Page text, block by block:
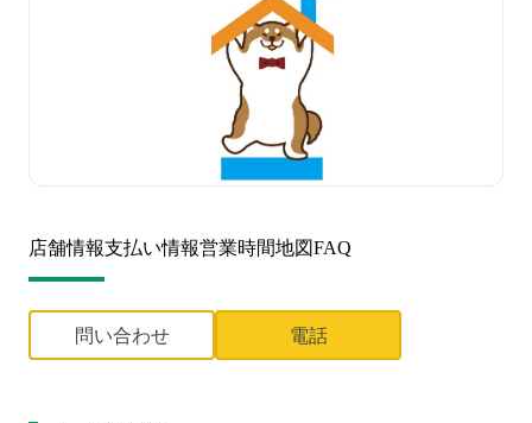
店舗情報支払い情報営業時間地図FAQ
問い合わせ 電話